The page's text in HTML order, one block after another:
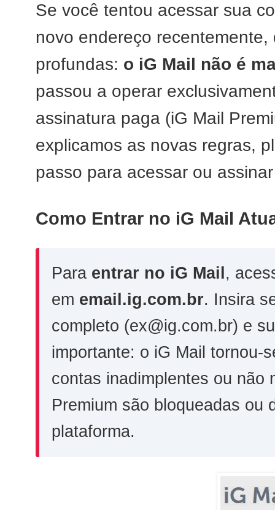
Se você tentou acessar sua
novo endereço
profundas: o iG Mail não é
passou a operar
assinatura paga (iG Mail
explicamos as novas regras,
passo para acessar ou
Como Entrar no iG Mail
Para entrar no iG Mail ,
em email.ig.com.br. Insira
completo (ex@ig.com.br) e
importante: o iG Mail tornou-
contas inadimplentes ou não
Premium são bloqueadas ou
plataforma.